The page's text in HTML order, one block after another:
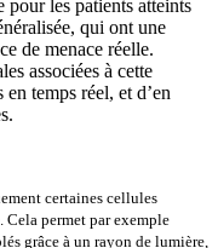
pour les patients atteints
qui ont une
de menace réelle.
associées à cette
temps réel, et d’en
certaines cellules
Cela permet par exemple
grâce à un rayon de lumière,